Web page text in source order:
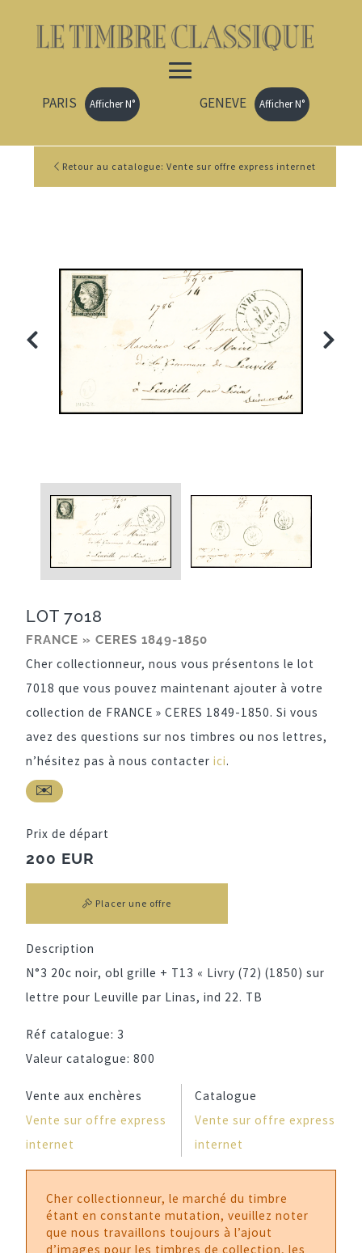
PARIS Afficher N° GENEVE Afficher N°
Retour au catalogue: Vente sur offre express internet
LOT 7018
FRANCE » CERES 1849-1850
Cher collectionneur, nous vous présentons le lot
7018 que vous pouvez maintenant ajouter à votre
collection de FRANCE » CERES 1849-1850. Si vous
avez des questions sur nos timbres ou nos lettres,
n’hésitez pas à nous contacter ici.
Prix de départ
200 EUR
Placer une offre
Description
N°3 20c noir, obl grille + T13 « Livry (72) (1850) sur
lettre pour Leuville par Linas, ind 22. TB
Réf catalogue: 3
Valeur catalogue: 800
Vente aux enchères
Vente sur offre express
internet
Catalogue
Vente sur offre express
internet
Cher collectionneur, le marché du timbre
étant en constante mutation, veuillez noter
que nous travaillons toujours à l’ajout
d’images pour les timbres de collection, les